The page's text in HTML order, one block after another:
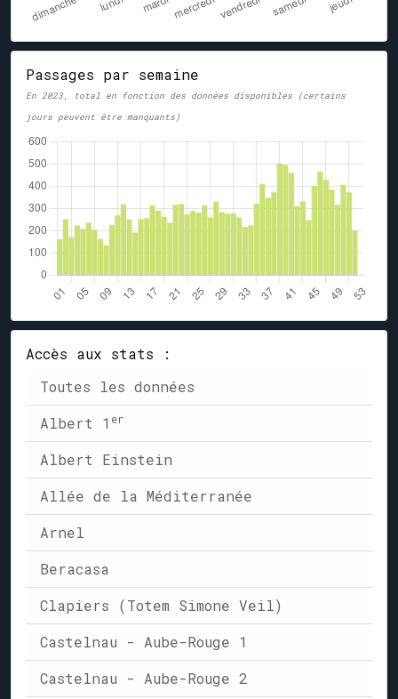
Passages par semaine
En 2023, total en fonction des données disponibles (certains
jours peuvent être manquants)
Accès aux stats :
Toutes les données
Albert 1 er
Albert Einstein
Allée de la Méditerranée
Arnel
Beracasa
Clapiers (Totem Simone Veil)
Castelnau - Aube-Rouge 1
Castelnau - Aube-Rouge 2